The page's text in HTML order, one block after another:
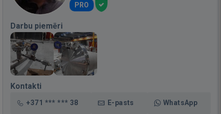
PRO
Darbu piemēri
Kontakti
+371 *** *** 38 E-pasts WhatsApp